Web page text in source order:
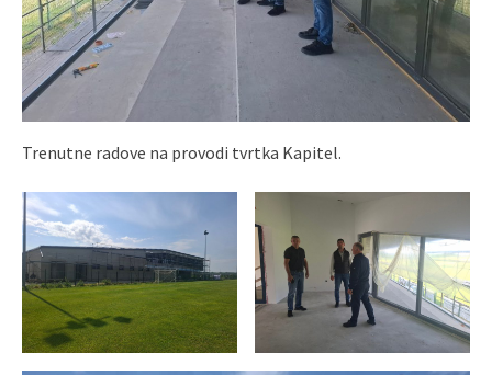
Trenutne radove na provodi tvrtka Kapitel.